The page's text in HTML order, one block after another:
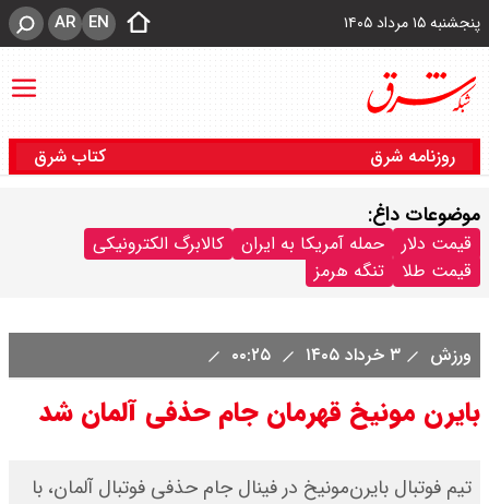
پنجشنبه ۱۵ مرداد ۱۴۰۵ EN
AR
روزنامه شرق کتاب شرق
موضوعات داغ:
قیمت دلار حمله آمریکا به ایران
کالابرگ الکترونیکی
قیمت طلا
تنگه هرمز
ورزش ۳ خرداد ۱۴۰۵
بایرن مونیخ قهرمان جام حذفی آلمان شد
تیم فوتبال بایرن‌مونیخ در فینال جام حذفی فوتبال آلمان، با